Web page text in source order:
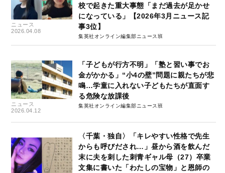
ニュース
2026.04.08
校で起きた重大事態「まだ過去が足かせ
になっている」【2026年3月ニュース記
事3位】
集英社オンライン編集部ニュース班
ニュース
2026.04.12
「子どもが行方不明」「塾と習い事でお
金がかかる」“小4の壁”問題に親たちが悲
鳴…学童に入れない子どもたちが直面す
る危険な放課後
集英社オンライン編集部ニュース班
〈千葉・独自〉「キレやすい性格で先生
からも呼びだされ…」昼から酒を飲んだ
末に夫を刺した刺青ギャル母（27）卒業
文集に書いた「わたしの宝物」と恩師の